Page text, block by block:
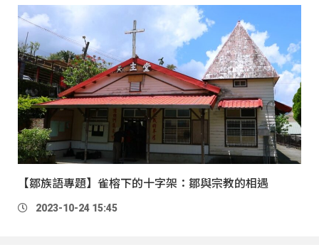
【鄒族語專題】雀榕下的十字架：鄒與宗教的相遇
2023-10-24 15:45